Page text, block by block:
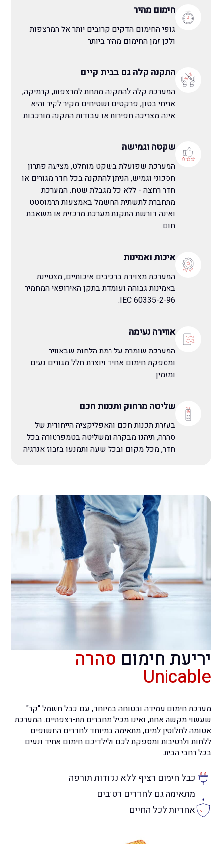
חימום מהיר
גופי החימום הדקים קרובים יותר אל המרצפות
ולכן זמן החימום מהיר ביותר
התקנה קלה גם בבית קיים
המערכת קלה להתקנה מתחת למרצפות, קרמיקה,
אריחי בטון, פרקטים ושטיחים מקיר לקיר והיא
אינה מצריכה חפירות או עבודות התקנה מורכבות
שקטה וגמישה
המערכת שפועלת בשקט מוחלט, מציעה פתרון
חסכוני וגמיש, הניתן להתקנה בכל חדר מגורים או
חדר רחצה - ללא כל מגבלת שטח. המערכת
מתחברת לתשתית החשמל באמצעות תרמוסטט
ואינה דורשת התקנת מערכת מרכזית או משאבת
חום.
איכות ואמינות
המערכת מצוידת ברכיבים איכותיים, מצטיינת
באמינות גבוהה ועומדת בתקן האירופאי המחמיר
IEC 60335-2-96.
אווירה נעימה
המערכת שומרת על רמת הלחות שבאוויר
ומספקת חימום אחיד ויוצרת חלל מגורים נעים
ומזמין
שליטה מרחוק ותכנות חכם
בעזרת תכנות חכם והאפליקציה הייחודית של
סהרה, תיהנו מבקרה ומשליטה בטמפרטורה בכל
חדר, מכל מקום ובכל שעה ותמנעו בזבוז אנרגיה
יריעת חימוםסהרה
Unicable
מערכת חימום עמידה ובטוחה במיוחד, עם כבל חשמל "קר"
שעשוי מקשה אחת, ואינו מכיל מחברים תת-רצפתיים. המערכת
אטומה לחלוטין למים, מתאימה במיוחד לחדרים החשופים
ללחות ולרטיבות ומספקת לכם ולילדיכם חימום אחיד ונעים
בכל רחבי הבית.
כבל חימום רציף ללא נקודות תורפה
מתאימה גם לחדרים רטובים
אחריות לכל החיים